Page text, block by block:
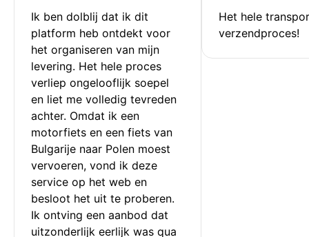
Ik ben dolblij dat ik dit
platform heb ontdekt voor
het organiseren van mijn
levering. Het hele proces
verliep ongelooflijk soepel
en liet me volledig tevreden
achter. Omdat ik een
motorfiets en een fiets van
Bulgarije naar Polen moest
vervoeren, vond ik deze
service op het web en
besloot het uit te proberen.
Ik ontving een aanbod dat
uitzonderlijk eerlijk was qua
Het hele
verzendproces!